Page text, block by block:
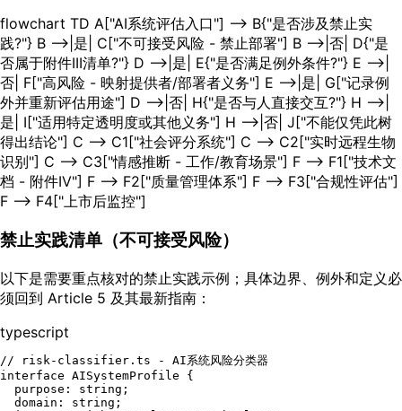
flowchart TD A["AI系统评估入口"] --> B{"是否涉及禁止实
践?"} B -->|是| C["不可接受风险 - 禁止部署"] B -->|否| D{"是
否属于附件III清单?"} D -->|是| E{"是否满足例外条件?"} E -->|
否| F["高风险 - 映射提供者/部署者义务"] E -->|是| G["记录例
外并重新评估用途"] D -->|否| H{"是否与人直接交互?"} H -->|
是| I["适用特定透明度或其他义务"] H -->|否| J["不能仅凭此树
得出结论"] C --> C1["社会评分系统"] C --> C2["实时远程生物
识别"] C --> C3["情感推断 - 工作/教育场景"] F --> F1["技术文
档 - 附件IV"] F --> F2["质量管理体系"] F --> F3["合规性评估"]
F --> F4["上市后监控"]
禁止实践清单（不可接受风险）
以下是需要重点核对的禁止实践示例；具体边界、例外和定义必
须回到 Article 5 及其最新指南：
typescript
// risk-classifier.ts - AI系统风险分类器
interface AISystemProfile {
purpose : string ;
domain : string ;